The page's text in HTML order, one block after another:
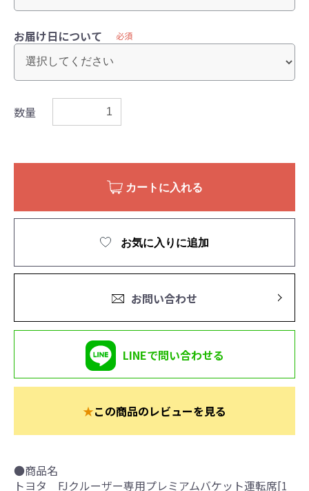
お届け日について 必須
数量
カートに入れる
お気に入りに追加
お問い合わせ
LINEで問い合わせる
★この商品のレビューを見る
●商品名
トヨタ FJクルーザー専用プレミアムバケット運転席[1